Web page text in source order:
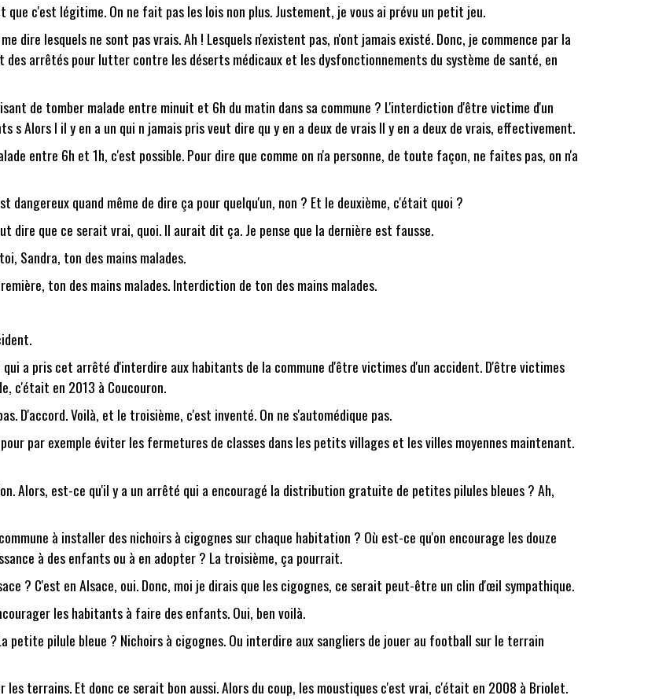
c'est légitime. On ne fait pas les lois non plus. Justement, je vous ai prévu un petit jeu.
dire lesquels ne sont pas vrais. Ah ! Lesquels n'existent pas, n'ont jamais existé. Donc, je commence par la
des arrêtés pour lutter contre les déserts médicaux et les dysfonctionnements du système de santé, en
de tomber malade entre minuit et 6h du matin dans sa commune ? L'interdiction d'être victime d'un
Alors l il y en a un qui n jamais pris veut dire qu y en a deux de vrais Il y en a deux de vrais, effectivement.
entre 6h et 1h, c'est possible. Pour dire que comme on n'a personne, de toute façon, ne faites pas, on n'a
dangereux quand même de dire ça pour quelqu'un, non ? Et le deuxième, c'était quoi ?
dire que ce serait vrai, quoi. Il aurait dit ça. Je pense que la dernière est fausse.
Sandra, ton des mains malades.
ton des mains malades. Interdiction de ton des mains malades.
a pris cet arrêté d'interdire aux habitants de la commune d'être victimes d'un accident. D'être victimes
c'était en 2013 à Coucouron.
D'accord. Voilà, et le troisième, c'est inventé. On ne s'automédique pas.
par exemple éviter les fermetures de classes dans les petits villages et les villes moyennes maintenant.
Alors, est-ce qu'il y a un arrêté qui a encouragé la distribution gratuite de petites pilules bleues ? Ah,
à installer des nichoirs à cigognes sur chaque habitation ? Où est-ce qu'on encourage les douze
à des enfants ou à en adopter ? La troisième, ça pourrait.
? C'est en Alsace, oui. Donc, moi je dirais que les cigognes, ce serait peut-être un clin d'œil sympathique.
les habitants à faire des enfants. Oui, ben voilà.
petite pilule bleue ? Nichoirs à cigognes. Ou interdire aux sangliers de jouer au football sur le terrain
les terrains. Et donc ce serait bon aussi. Alors du coup, les moustiques c'est vrai, c'était en 2008 à Briolet.